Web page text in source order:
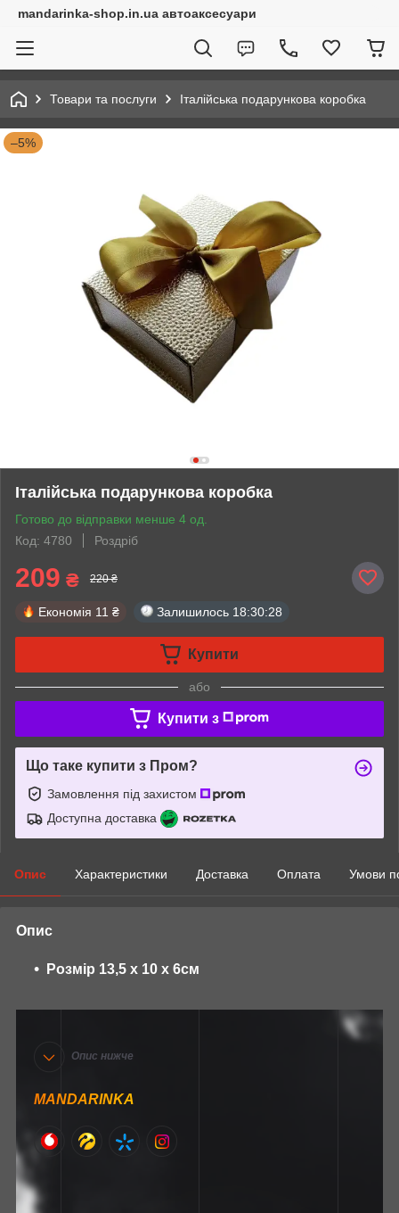
mandarinka-shop.in.ua автоаксесуари
Товари та послуги Італійська подарункова коробка
–5%
Італійська подарункова коробка
Готово до відправки менше 4 од.
Код: 4780
Роздріб
209 ₴ 220 ₴
Економія 11 ₴ Залишилось 18:30:27
Купити
або
Купити з
Що таке купити з Пром?
Замовлення під захистом
Доступна доставка
Опис Характеристики Доставка Оплата Умови
Опис
Розмір 13,5 х 10 х 6см
Опис нижче
MANDARINKA